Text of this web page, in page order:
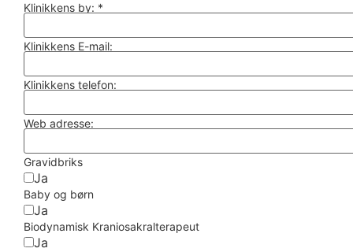
Klinikkens by: *
Klinikkens E-mail:
Klinikkens telefon:
Web adresse:
Gravidbriks
Ja
Baby og børn
Ja
Biodynamisk Kraniosakralterapeut
Ja